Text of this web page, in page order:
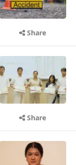
Share
Share